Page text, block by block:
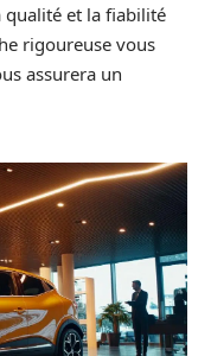
et la fiabilité
rigoureuse vous
assurera un